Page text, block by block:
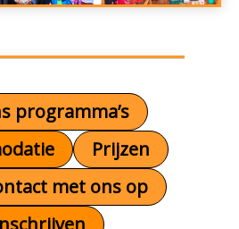
programma’s
Prijzen
met ons op